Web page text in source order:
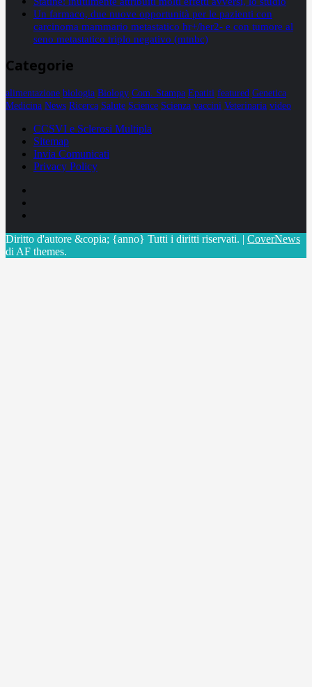
Un farmaco, due nuove opportunità per le pazienti con
carcinoma mammario metastatico hr+/her2- e con tumore al
seno metastatico triplo negativo (mtnbc)
Categorie
alimentazione biologia Biology Com. Stampa Epatiti featured Genetica
Medicina News Ricerca Salute Science Scienza vaccini Veterinaria video
CCSVI e Sclerosi Multipla
Sitemap
Invia Comunicati
Privacy Policy
Diritto d'autore &copia; {anno} Tutti i diritti riservati. | CoverNews
di AF themes.